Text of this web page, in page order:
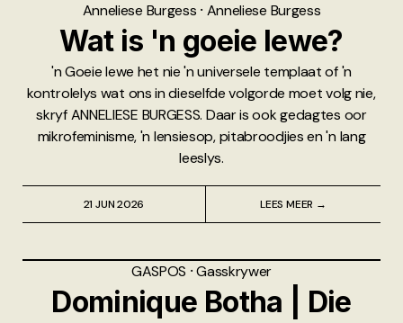
Anneliese Burgess ⸱ Anneliese Burgess
Wat is 'n goeie lewe?
'n Goeie lewe het nie 'n universele templaat of 'n
kontrolelys wat ons in dieselfde volgorde moet volg nie,
skryf ANNELIESE BURGESS. Daar is ook gedagtes oor
mikrofeminisme, 'n lensiesop, pitabroodjies en 'n lang
leeslys.
21 JUN 2026 LEES MEER →
GASPOS ⸱Gasskrywer
Dominique Botha | Die